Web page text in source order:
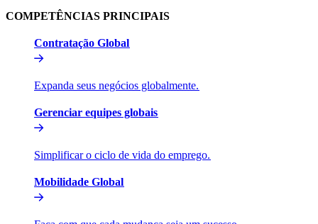
COMPETÊNCIAS PRINCIPAIS​​
Contratação Global​​
Expanda seus negócios globalmente.​​
Gerenciar equipes globais​​
Simplificar o ciclo de vida do emprego.​​
Mobilidade Global​​